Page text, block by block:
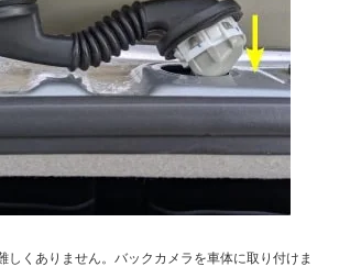
しくありません。バックカメラを車体に取り付けま